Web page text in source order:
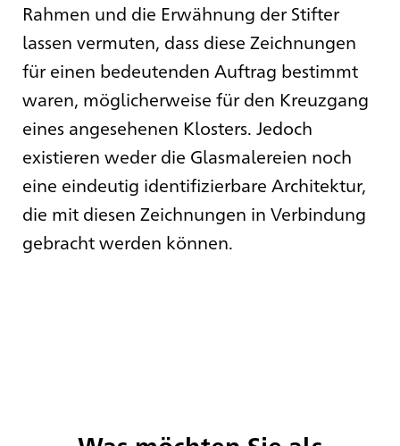
Rahmen und die Erwähnung der Stifter
lassen vermuten, dass diese Zeichnungen
für einen bedeutenden Auftrag bestimmt
waren, möglicherweise für den Kreuzgang
eines angesehenen Klosters. Jedoch
existieren weder die Glasmalereien noch
eine eindeutig identifizierbare Architektur,
die mit diesen Zeichnungen in Verbindung
gebracht werden können.